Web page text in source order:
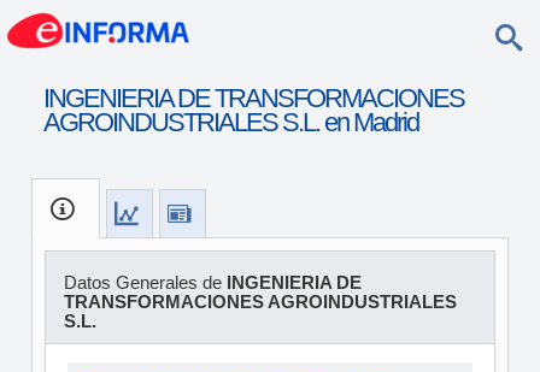
INGENIERIA DE TRANSFORMACIONES
AGROINDUSTRIALES S.L. en Madrid
Datos Generales de INGENIERIA DE
TRANSFORMACIONES AGROINDUSTRIALES
S.L.